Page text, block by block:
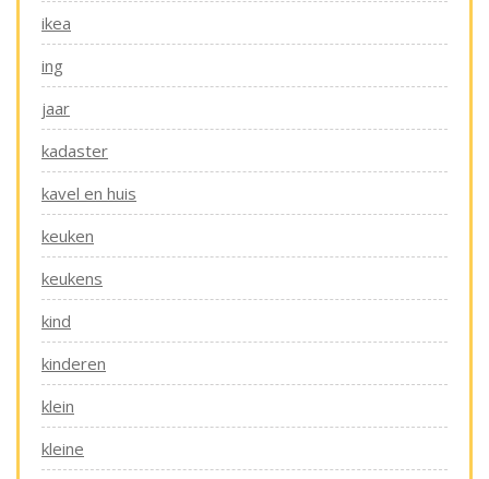
ikea
ing
jaar
kadaster
kavel en huis
keuken
keukens
kind
kinderen
klein
kleine